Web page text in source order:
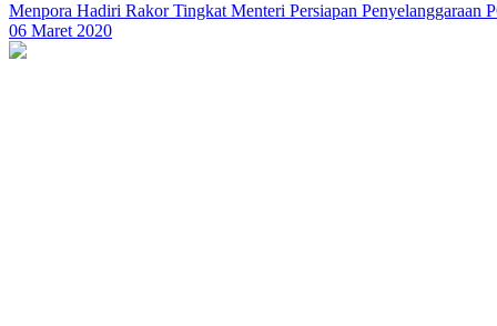
Menpora Hadiri Rakor Tingkat Menteri Persiapan Penyelanggaraan
06 Maret 2020